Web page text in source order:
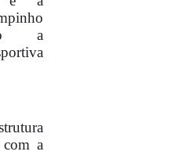
a
com a